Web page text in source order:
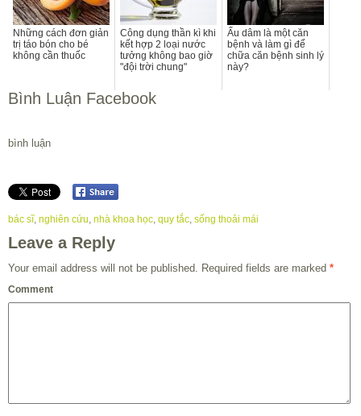
Những cách đơn giản
trị táo bón cho bé
không cần thuốc
Công dụng thần kì khi
kết hợp 2 loại nước
tưởng không bao giờ
"đội trời chung"
Ấu dâm là một căn
bệnh và làm gì để
chữa căn bệnh sinh lý
này?
Bình Luận Facebook
bình luận
bác sĩ, nghiên cứu, nhà khoa học, quy tắc, sống thoải mái
Leave a Reply
Your email address will not be published. Required fields are marked *
Comment